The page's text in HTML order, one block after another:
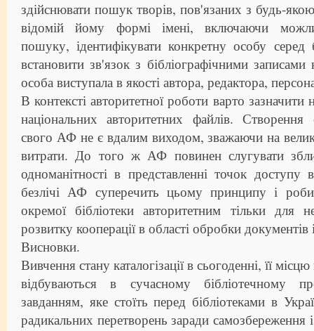
здійснювати пошук творів, пов'язаних з будь-
відомій йому формі імені, включаючи
пошуку, ідентифікувати конкретну особу серед
встановити зв'язок з бібліографічними
особа виступала в якості автора, редактора,
В контексті авторитетної роботи варто зазначити
національних авторитетних файлів.
свого АФ не є вдалим виходом, зважаючи на великі
витрати. До того ж АФ повинен слугувати
одноманітності в представленні точок доступу
безлічі АФ суперечить цьому принципу і
окремої бібліотеки авторитетним тільки для
розвитку кооперації в області обробки
Висновки.
Вивчення стану каталогізації в сьогоденні, її
відбуваються в сучасному бібліотечному
завданням, яке стоїть перед бібліотеками в
радикальних перетворень заради самозбереження